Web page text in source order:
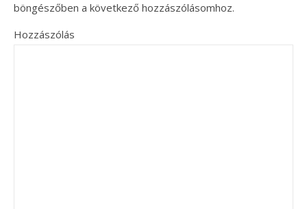
böngészőben a következő hozzászólásomhoz.
Hozzászólás